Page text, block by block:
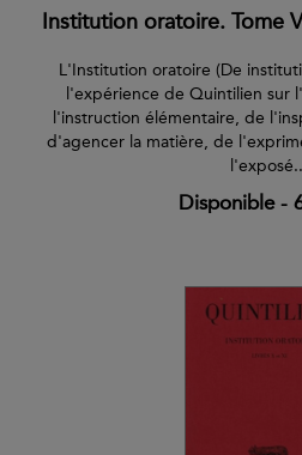
Institution oratoire. Tome
L'Institution oratoire (De
l'expérience de Quintilien sur
l'instruction élémentaire, de
d'agencer la matière, de
Disponible-